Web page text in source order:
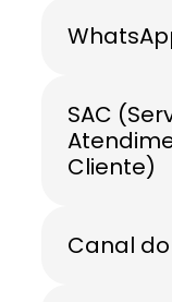
SAC
Cliente)
Canal